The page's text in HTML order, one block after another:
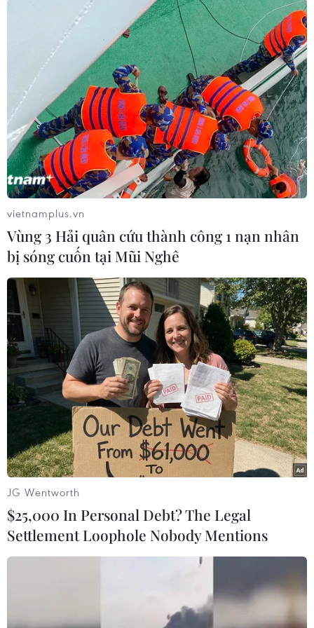
nắng, chiều tối và đêm có mưa rào và dông vài
nơi. Gió Đông Bắc cấp 2-3. Tây Nguyên nhiệt độ
thấp nhất 19-22 độ C; cao nhất 28-31 độ C, có nơi
trên 31 độ C. Nam Bộ nhiệt độ thấp nhất 23-26
độ C; cao nhất 31-34 độ C, có nơi trên 34 độ C./.
(TTXVN/Vietnam+)
#Trung tâm Dự báo Khí tượng Thủy văn Quốc gia
#Mưa phùn
#Rét đậm #Mưa rào
Theo dõi VietnamPlus
vietnamplus.vn
Vùng 3 Hải quân cứu thành công 1 nạn nhân
bị sóng cuốn tại Mũi Nghê
JG Wentworth
$25,000 In Personal Debt? The Legal
Settlement Loophole Nobody Mentions